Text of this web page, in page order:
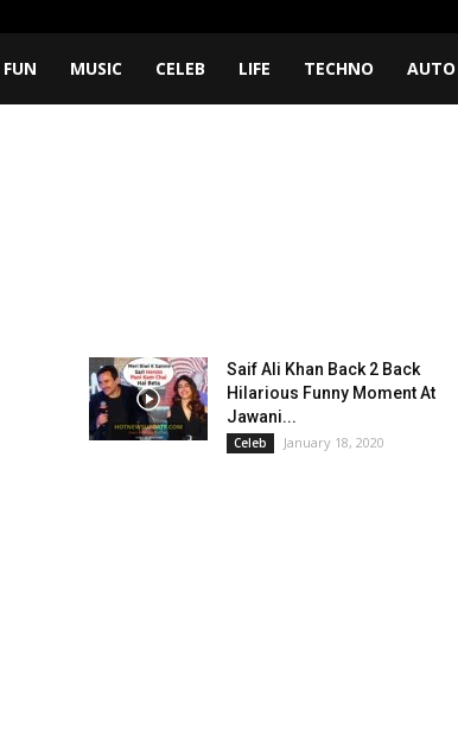
FUN MUSIC CELEB LIFE TECHNO AUTO
Saif Ali Khan Back 2 Back
Hilarious Funny Moment At
Jawani...
Celeb January 18, 2020